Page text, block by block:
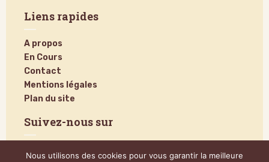
Liens rapides
A propos
En Cours
Contact
Mentions légales
Plan du site
Suivez-nous sur
Nous utilisons des cookies pour vous garantir la meilleure